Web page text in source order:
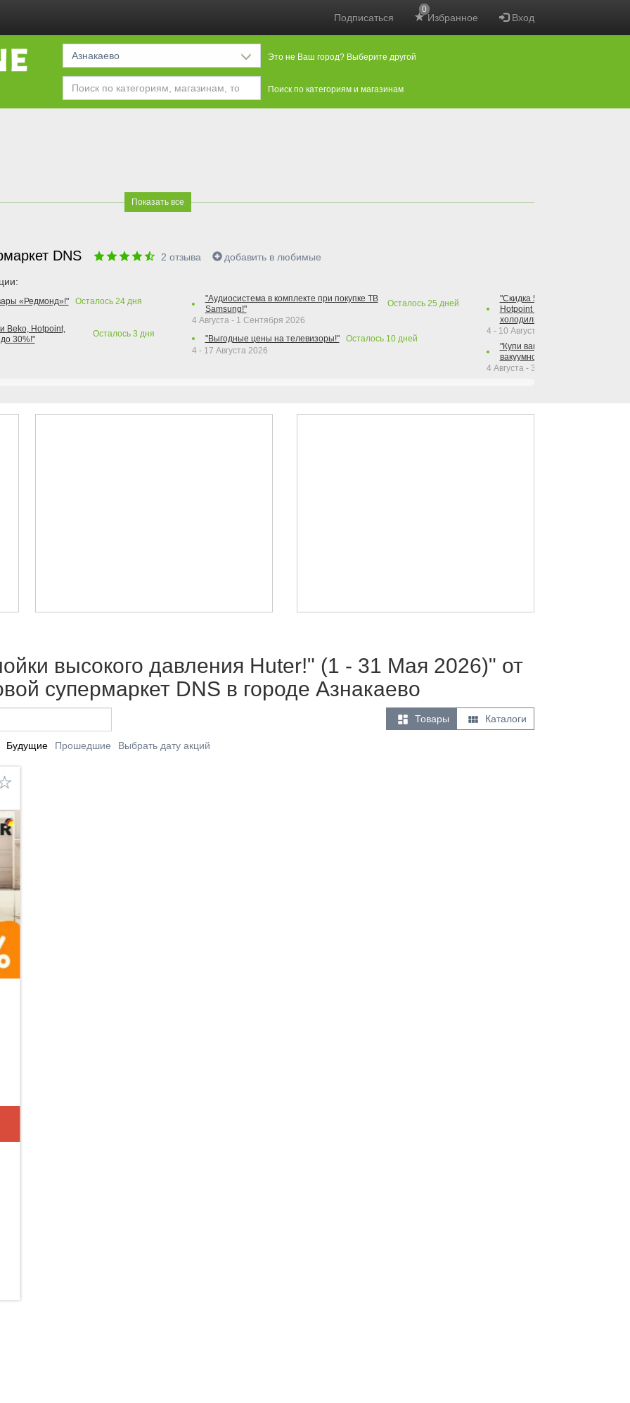
Подписаться Избранное
0
Вход
Азнакаево Это не Ваш город? Выберите другой
Поиск по категориям и магазинам
Показать все
DNS 2 отзыва добавить в любимые
«Редмонд»!" Осталось 24дня
Beko, Hotpoint,
30%!"
Осталось 3 дня
"Аудиосистема в комплекте при покупке ТВ
Samsung!"
Осталось 25 дней
4 Августа - 1 Сентября 2026
"Выгодные цены на телевизоры!"
Осталось 10дней
4 - 17 Августа 2026
"Скидка 50% на варочную
Hotpoint при покупке духового
холодильника Hotpoint!"
4 - 10 Августа 2026
"Купи вакуумный упаковщик +
вакуумного упаковщика =
4 Августа - 30 Сентября 2026
высокого давления Huter!" (1 - 31 Мая 2026)" от
супермаркет DNS в городе Азнакаево
 Товары  Каталоги
Будущие Прошедшие Выбрать дату акций